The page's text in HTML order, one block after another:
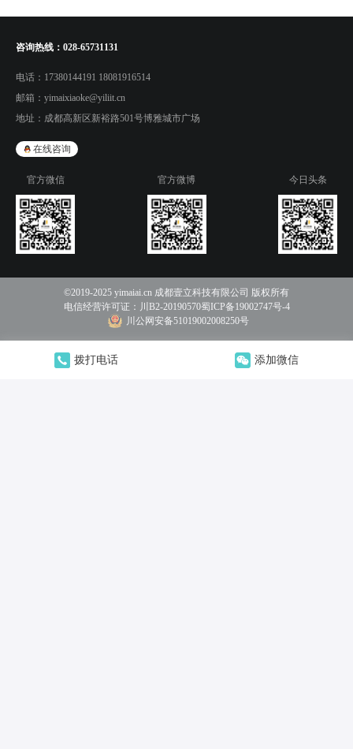
拨打电话 添加微信
咨询热线： 028-65731131
电话： 17380144191 18081916514
邮箱： yimaixiaoke@yiliit.cn
地址： 成都高新区新裕路501号博雅城市广场
在线咨询
官方微信 官方微博 今日头条
©2019-2025 yimaiai.cn 成都壹立科技有限公司 版权所有
电信经营许可证：
川B2-20190570蜀ICP备19002747号-4
川公网安备51019002008250号